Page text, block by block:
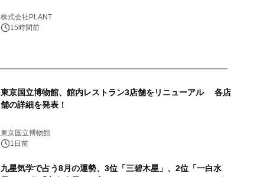
株式会社PLANT
15時間前
東京国立博物館、館内レストラン3店舗をリニューアル 各店
舗の詳細を発表！
東京国立博物館
1日前
九星気学で占う8月の運勢、3位「三碧木星」、2位「一白水